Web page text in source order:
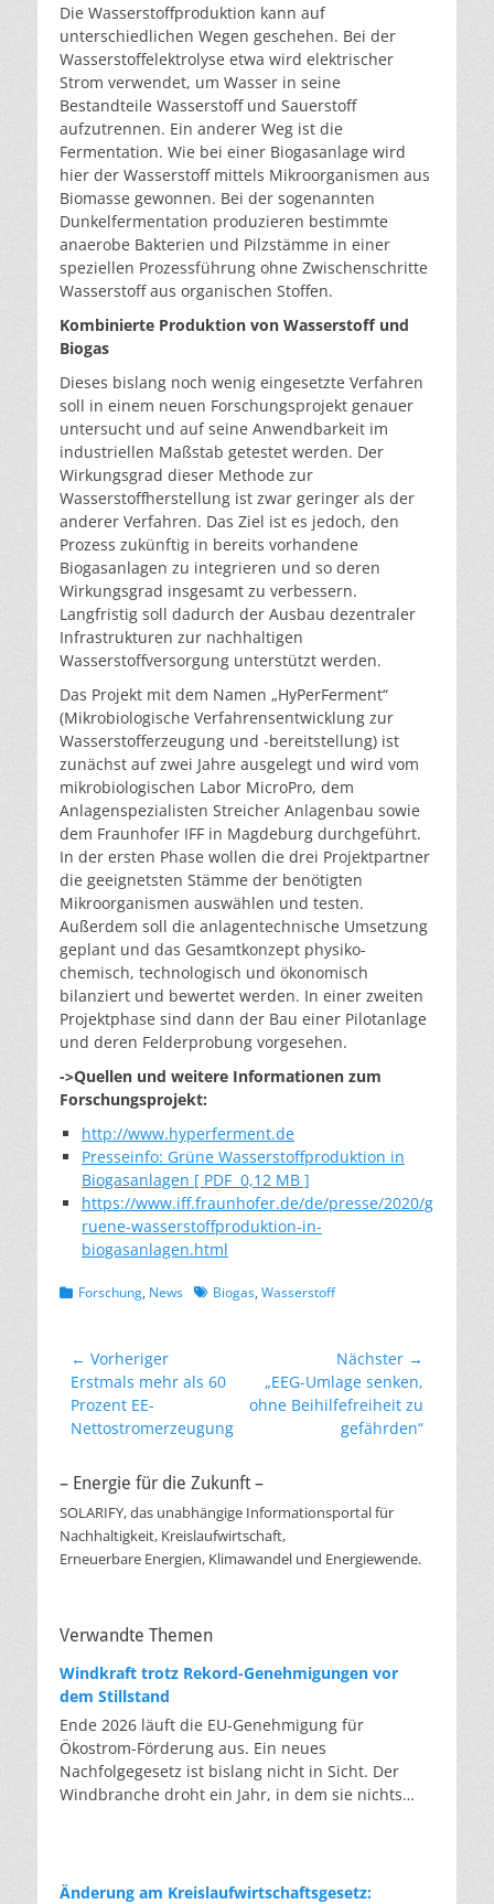
Die Wasserstoffproduktion kann auf
unterschiedlichen Wegen geschehen. Bei der
Wasserstoffelektrolyse etwa wird elektrischer
Strom verwendet, um Wasser in seine
Bestandteile Wasserstoff und Sauerstoff
aufzutrennen. Ein anderer Weg ist die
Fermentation. Wie bei einer Biogasanlage wird
hier der Wasserstoff mittels Mikroorganismen aus
Biomasse gewonnen. Bei der sogenannten
Dunkelfermentation produzieren bestimmte
anaerobe Bakterien und Pilzstämme in einer
speziellen Prozessführung ohne Zwischenschritte
Wasserstoff aus organischen Stoffen.
Kombinierte Produktion von Wasserstoff und
Biogas
Dieses bislang noch wenig eingesetzte Verfahren
soll in einem neuen Forschungsprojekt genauer
untersucht und auf seine Anwendbarkeit im
industriellen Maßstab getestet werden. Der
Wirkungsgrad dieser Methode zur
Wasserstoffherstellung ist zwar geringer als der
anderer Verfahren. Das Ziel ist es jedoch, den
Prozess zukünftig in bereits vorhandene
Biogasanlagen zu integrieren und so deren
Wirkungsgrad insgesamt zu verbessern.
Langfristig soll dadurch der Ausbau dezentraler
Infrastrukturen zur nachhaltigen
Wasserstoffversorgung unterstützt werden.
Das Projekt mit dem Namen „HyPerFerment“
(Mikrobiologische Verfahrensentwicklung zur
Wasserstofferzeugung und -bereitstellung) ist
zunächst auf zwei Jahre ausgelegt und wird vom
mikrobiologischen Labor MicroPro, dem
Anlagenspezialisten Streicher Anlagenbau sowie
dem Fraunhofer IFF in Magdeburg durchgeführt.
In der ersten Phase wollen die drei Projektpartner
die geeignetsten Stämme der benötigten
Mikroorganismen auswählen und testen.
Außerdem soll die anlagentechnische Umsetzung
geplant und das Gesamtkonzept physiko-
chemisch, technologisch und ökonomisch
bilanziert und bewertet werden. In einer zweiten
Projektphase sind dann der Bau einer Pilotanlage
und deren Felderprobung vorgesehen.
->Quellen und weitere Informationen zum
Forschungsprojekt:
http://www.hyperferment.de
Presseinfo: Grüne Wasserstoffproduktion in
Biogasanlagen [ PDF 0,12 MB ]
https://www.iff.fraunhofer.de/de/presse/2020/g
ruene-wasserstoffproduktion-in-
biogasanlagen.html
Kategorien
Forschung, News Schlagworte
Biogas, Wasserstoff
Beitragsnavigation
← Vorheriger
Vorheriger
Beitrag:
Erstmals mehr als 60
Prozent EE-
Nettostromerzeugung
Nächster →
Nächster
Beitrag:
„EEG-Umlage senken,
ohne Beihilfefreiheit zu
gefährden“
– Energie für die Zukunft –
SOLARIFY, das unabhängige Informationsportal für
Nachhaltigkeit, Kreislaufwirtschaft,
Erneuerbare Energien, Klimawandel und Energiewende.
Verwandte Themen
Windkraft trotz Rekord-Genehmigungen vor
dem Stillstand
Ende 2026 läuft die EU-Genehmigung für
Ökostrom-Förderung aus. Ein neues
Nachfolgegesetz ist bislang nicht in Sicht. Der
Windbranche droht ein Jahr, in dem sie nichts
die Verfahren laufen heute deutlich schneller. Die
Änderung am Kreislaufwirtschaftsgesetz: